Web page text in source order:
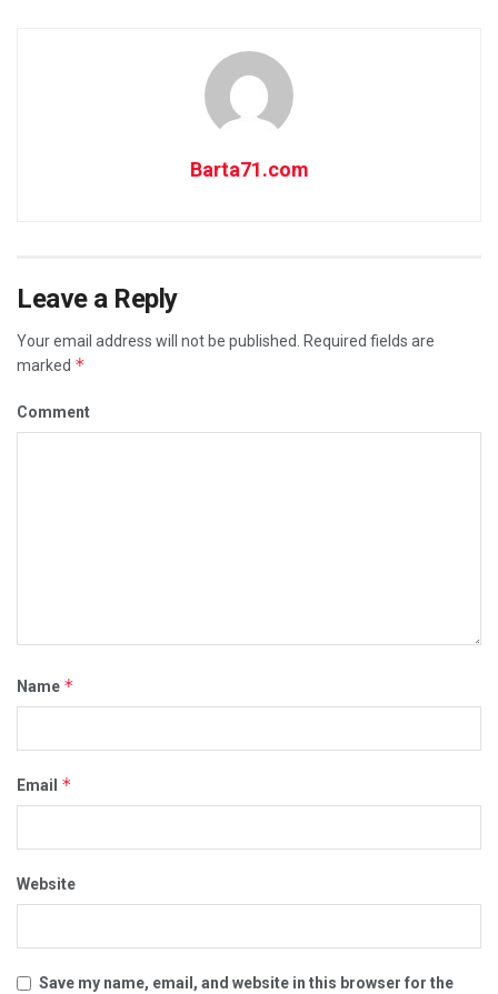
Barta71.com
Leave a Reply
Your email address will not be published.
Required fields are
marked *
Comment
Name *
Email *
Website
Save my name, email, and website in this browser for the